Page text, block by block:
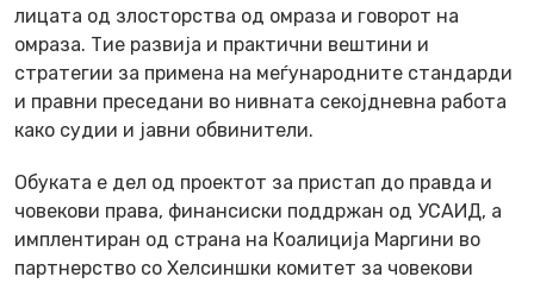
лицата од злосторства од омраза и говорот на
омраза. Тие развија и практични вештини и
стратегии за примена на меѓународните стандарди
и правни преседани во нивната секојдневна работа
како судии и јавни обвинители.
Обуката е дел од проектот за пристап до правда и
човекови права, финансиски поддржан од УСАИД, а
имплентиран од страна на Коалиција Маргини во
партнерство со Хелсиншки комитет за човекови